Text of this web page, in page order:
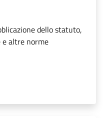
dello statuto,
altre norme